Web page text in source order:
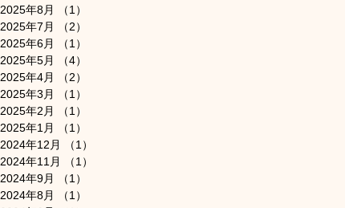
2025年8月
（1）
2025年7月
（2）
2025年6月
（1）
2025年5月
（4）
2025年4月
（2）
2025年3月
（1）
2025年2月
（1）
2025年1月
（1）
2024年12月
（1）
2024年11月
（1）
2024年9月
（1）
2024年8月
（1）